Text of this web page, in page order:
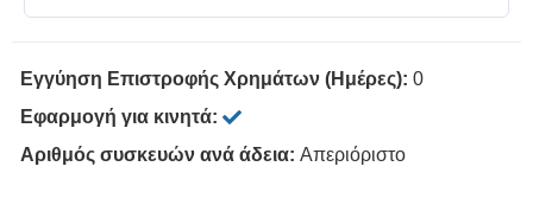
Εγγύηση Επιστροφής Χρημάτων (Ημέρες): 0
Εφαρμογή για κινητά:
Αριθμός συσκευών ανά άδεια: Απεριόριστο